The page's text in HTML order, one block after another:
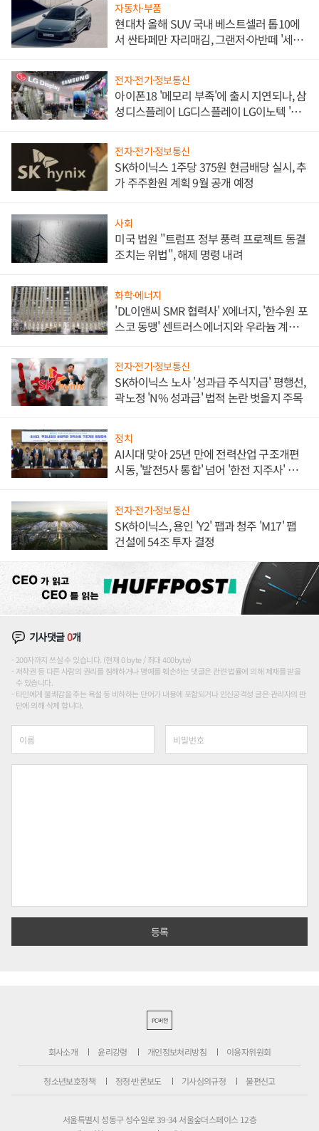
자동차·부품
현대차 올해 SUV 국내 베스트셀러 톱10에
서 싼타페만 자리매김, 그랜저·아반떼 '세단
전자·전기·정보통신
아이폰18 '메모리 부족'에 출시 지연되나, 삼
성디스플레이 LG디스플레이 LG이노텍 '탈
전자·전기·정보통신
SK하이닉스 1주당 375원 현금배당 실시, 추
가 주주환원 계획 9월 공개 예정
사회
미국 법원 "트럼프 정부 풍력 프로젝트 동결
조치는 위법", 해제 명령 내려
화학·에너지
'DL이앤씨 SMR 협력사' X에너지, '한수원 포
스코 동맹' 센트러스에너지와 우라늄 계약
전자·전기·정보통신
SK하이닉스 노사 '성과급 주식지급' 평행선,
곽노정 'N% 성과급' 법적 논란 벗을지 주목
정치
AI시대 맞아 25년 만에 전력산업 구조개편
시동, '발전5사 통합' 넘어 '한전 지주사' 재편
전자·전기·정보통신
SK하이닉스, 용인 'Y2' 팹과 청주 'M17' 팹
건설에 54조 투자 결정
기사댓글0개
200자까지 쓰실 수 있습니다. (현재 0 byte / 최대 400byte)
저작권 등 다른 사람의 권리를 침해하거나 명예를 훼손하는 댓글은 관련 법률에 의해 제재를 받을
수 있습니다.
타인에게 불쾌감을 주는 욕설 등 비하하는 단어가 내용에 포함되거나 인신공격성 글은 관리자의 판
단에 의해 삭제 합니다.
PC버전
회사소개 윤리강령 개인정보처리방침 이용자위원회
청소년보호정책 정정·반론보도 기사심의규정 불편신고
서울특별시 성동구 성수일로 39-34 서울숲더스페이스 12층